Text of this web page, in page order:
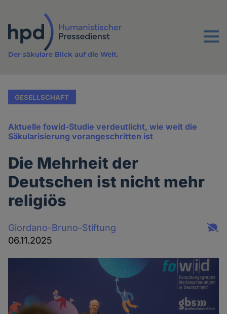
Inhalt
Menu
Der säkulare Blick auf die Welt.
GESELLSCHAFT
Aktuelle fowid-Studie verdeutlicht, wie weit die
Säkularisierung vorangeschritten ist
Die Mehrheit der
Deutschen ist nicht mehr
religiös
Giordano-Bruno-Stiftung
06.11.2025